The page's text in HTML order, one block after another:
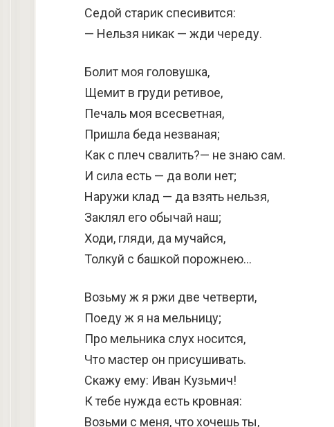
Седой старик спесивится:
— Нельзя никак — жди череду.
Болит моя головушка,
Щемит в груди ретивое,
Печаль моя всесветная,
Пришла беда незваная;
Как с плеч свалить?— не знаю сам.
И сила есть — да воли нет;
Наружи клад — да взять нельзя,
Заклял его обычай наш;
Ходи, гляди, да мучайся,
Толкуй с башкой порожнею…
Возьму ж я ржи две четверти,
Поеду ж я на мельницу;
Про мельника слух носится,
Что мастер он присушивать.
Скажу ему: Иван Кузьмич!
К тебе нужда есть кровная:
Возьми с меня, что хочешь ты,